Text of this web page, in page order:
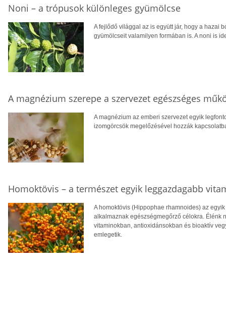
Noni – a trópusok különleges gyümölcse
A fejlődő világgal az is együtt jár, hogy a hazai
gyümölcseit valamilyen formában is. A noni is
A magnézium szerepe a szervezet egészséges
A magnézium az emberi szervezet egyik
izomgörcsök megelőzésével hozzák
Homoktövis – a természet egyik leggazdagabb
A homoktövis (Hippophae rhamnoides) az
alkalmaznak egészségmegőrző célokra. Élénk
vitaminokban, antioxidánsokban és bioaktív
emlegetik.